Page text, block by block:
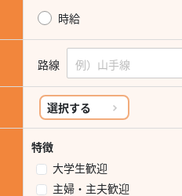
時給
路線
選択する
特徴
大学生歓迎
主婦・主夫歓迎